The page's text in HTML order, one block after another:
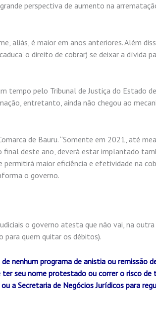
perspectiva de aumento na
aliás, é maior em anos anteriores. Além
o direito de cobrar) se deixar a dívida
tempo pelo Tribunal de Justiça do Estado
entretanto, ainda não chegou ao
de Bauru. “Somente em 2021, até
deste ano, deverá estar implantado
maior eficiência e efetividade na
o governo.
o governo atesta que não vai, na
para quem quitar os débitos).
nenhum programa de anistia ou remissão
seu nome protestado ou correr o risco de
a Secretaria de Negócios Jurídicos para